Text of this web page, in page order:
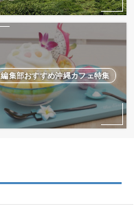
編集部おすすめ沖縄カフェ特集